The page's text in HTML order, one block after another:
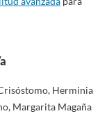
Herminia
Margarita Magaña